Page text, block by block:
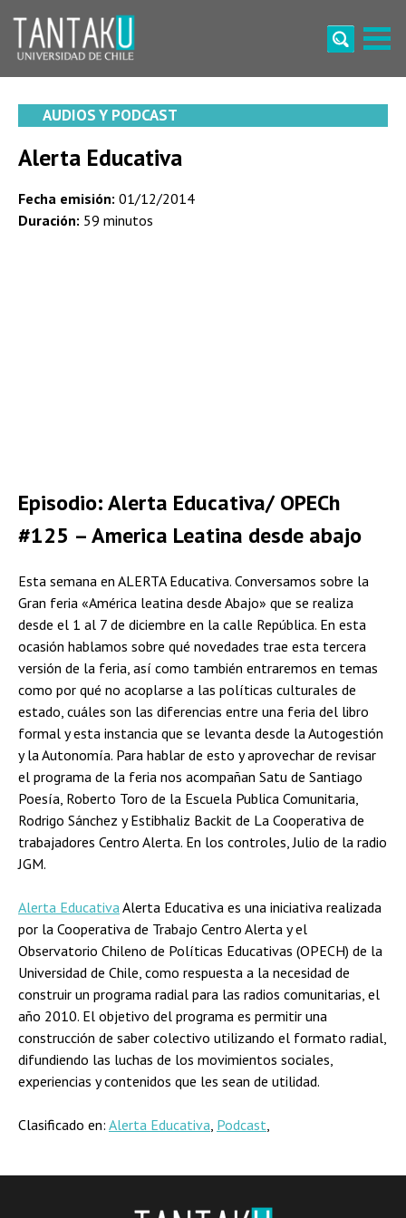
content
AUDIOS Y PODCAST
Alerta Educativa
Fecha emisión: 01/12/2014
Duración: 59 minutos
Episodio: Alerta Educativa/ OPECh
#125 – America Leatina desde abajo
Esta semana en ALERTA Educativa. Conversamos sobre la
Gran feria «América leatina desde Abajo» que se realiza
desde el 1 al 7 de diciembre en la calle República. En esta
ocasión hablamos sobre qué novedades trae esta tercera
versión de la feria, así como también entraremos en temas
como por qué no acoplarse a las políticas culturales de
estado, cuáles son las diferencias entre una feria del libro
formal y esta instancia que se levanta desde la Autogestión
y la Autonomía. Para hablar de esto y aprovechar de revisar
el programa de la feria nos acompañan Satu de Santiago
Poesía, Roberto Toro de la Escuela Publica Comunitaria,
Rodrigo Sánchez y Estibhaliz Backit de La Cooperativa de
trabajadores Centro Alerta. En los controles, Julio de la radio
JGM.
Alerta EducativaAlerta Educativa es una iniciativa realizada
por la Cooperativa de Trabajo Centro Alerta y el
Observatorio Chileno de Políticas Educativas (OPECH) de la
Universidad de Chile, como respuesta a la necesidad de
construir un programa radial para las radios comunitarias, el
año 2010. El objetivo del programa es permitir una
construcción de saber colectivo utilizando el formato radial,
difundiendo las luchas de los movimientos sociales,
experiencias y contenidos que les sean de utilidad.
Clasificado en: Alerta Educativa, Podcast,